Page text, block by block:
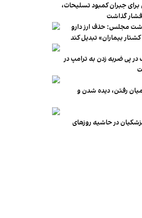
جبران کمبود تسلیحات،
گذاشت
مجلس: حذف ارز دارو
در پی ضربه زدن به ترامپ در
رفتن، دیده شدن و
در حاشیه روزهای